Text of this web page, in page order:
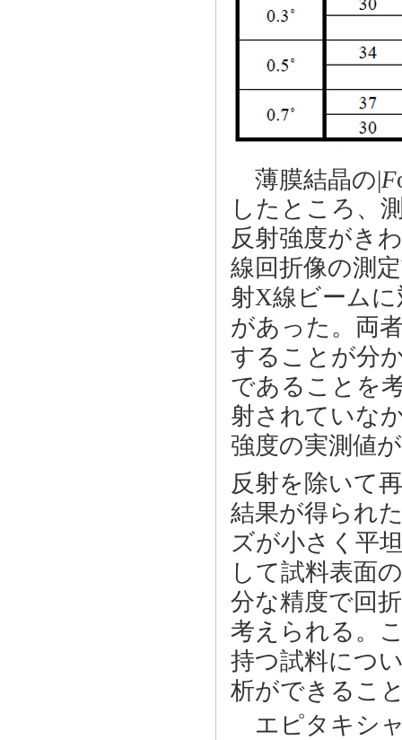
薄膜結晶の|F
したところ、
反射強度がき
線回折像の測
射X線ビーム
があった。両
することが分
であることを
射されていな
強度の実測値
反射を除いて
結果が得られ
ズが小さく平
して試料表面
分な精度で回
考えられる。
持つ試料につ
析ができるこ
エピタキシ